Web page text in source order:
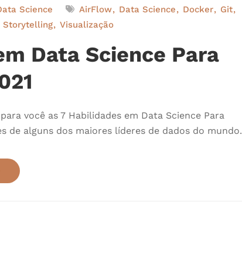
Science AirFlow Data Science Docker
Git
Storytelling Visualização
Data Science Para
você as 7 Habilidades em Data Science Para
de alguns dos maiores líderes de dados do mundo.